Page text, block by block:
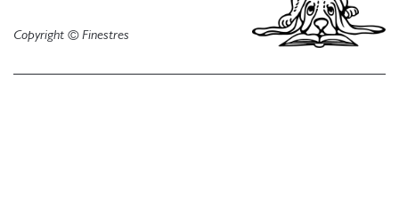
Copyright © Finestres